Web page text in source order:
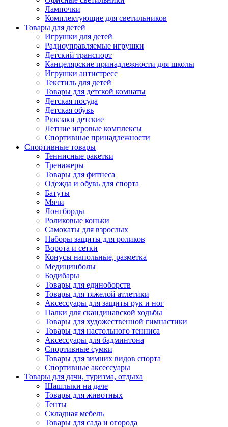
Лампочки
Комплектующие для светильников
Товары для детей
Игрушки для детей
Радиоуправляемые игрушки
Детский транспорт
Канцелярские принадлежности для школы
Игрушки антистресс
Текстиль для детей
Товары для детской комнаты
Детская посуда
Детская обувь
Рюкзаки детские
Летние игровые комплексы
Спортивные принадлежности
Спортивные товары
Теннисные ракетки
Тренажеры
Товары для фитнеса
Одежда и обувь для спорта
Батуты
Мячи
Лонгборды
Роликовые коньки
Самокаты для взрослых
Наборы защиты для роликов
Ворота и сетки
Конусы напольные, разметка
Медицинболы
Бодибары
Товары для единоборств
Товары для тяжелой атлетики
Аксессуары для защиты рук и ног
Палки для скандинавской ходьбы
Товары для художественной гимнастики
Товары для настольного тенниса
Аксессуары для бадминтона
Спортивные сумки
Товары для зимних видов спорта
Спортивные аксессуары
Товары для дачи, туризма, отдыха
Шашлыки на даче
Товары для животных
Тенты
Складная мебель
Товары для сада и огорода